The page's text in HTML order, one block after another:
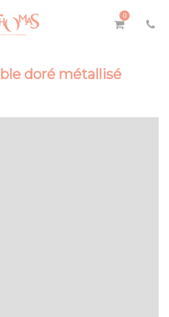
0
doré métallisé